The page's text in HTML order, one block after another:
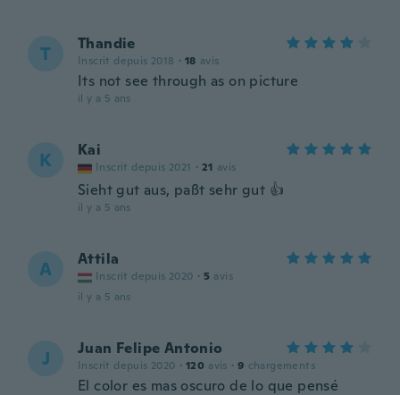
T Thandie
Inscrit depuis 2018 · 18 avis
Its not see through as on picture
il y a 5 ans
K Kai
Inscrit depuis 2021 · 21 avis
Sieht gut aus, paßt sehr gut 👍
il y a 5 ans
A Attila
Inscrit depuis 2020 · 5 avis
il y a 5 ans
J Juan Felipe Antonio
Inscrit depuis 2020 · 120 avis · 9 chargements
El color es mas oscuro de lo que pensé